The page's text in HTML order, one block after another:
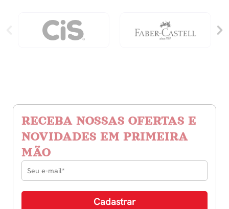
RECEBA NOSSAS OFERTAS E
NOVIDADES EM PRIMEIRA
MÃO